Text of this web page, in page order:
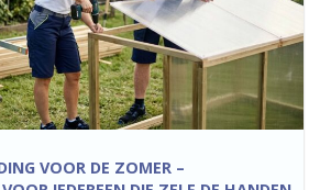
VOOR DE ZOMER –